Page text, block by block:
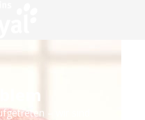
– wir sind